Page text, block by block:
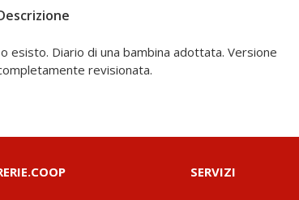
esisto. Diario di una bambina adottata. Versione
revisionata.
SERVIZI